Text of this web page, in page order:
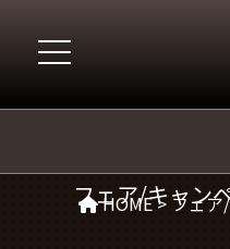
フェア/キャン
HOME> フェア